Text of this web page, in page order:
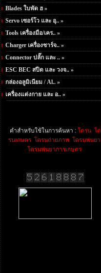
Blades ใบพัด ฮ »
Servo เซอร์โว และ อุ.. »
Tools เครื่องมือ/เคร.. »
Charger เครื่องชาร์จ.. »
Connector ปลั๊ก และ .. »
ESC BEC สปีด และ วงจ.. »
กล่องอลูมิเนียม / Al.. »
เครื่องแต่งกาย และ อ.. »
คำสำหรับใช้ในการค้นหา : โดรน โด
รนเกษตร โดรนถ่ายภาพ โดรนพ่นยา
โดรนพ่นยาการเกษตร